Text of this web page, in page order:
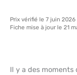
Prix vérifié le 7 juin 2026
Fiche mise à jour le 21
Il y a des moments